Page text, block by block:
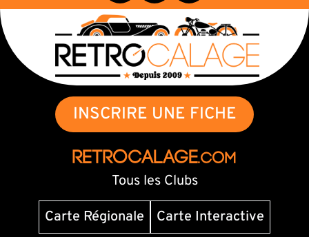
INSCRIRE UNE FICHE
RETROCALAGE.com
Tous les Clubs
Carte Régionale
Carte Interactive